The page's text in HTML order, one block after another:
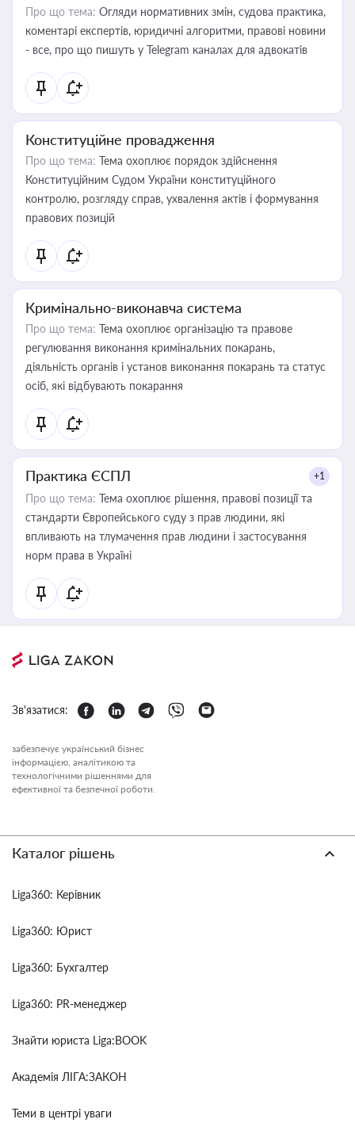
Про що тема: Огляди нормативних змін, судова практика,
коментарі експертів, юридичні алгоритми, правові новини
- все, про що пишуть у Telegram каналах для адвокатів
Конституційне провадження
Про що тема: Тема охоплює порядок здійснення
Конституційним Судом України конституційного
контролю, розгляду справ, ухвалення актів і формування
правових позицій
Кримінально-виконавча система
Про що тема: Тема охоплює організацію та правове
регулювання виконання кримінальних покарань,
діяльність органів і установ виконання покарань та статус
осіб, які відбувають покарання
Практика ЄСПЛ +1
Про що тема: Тема охоплює рішення, правові позиції та
стандарти Європейського суду з прав людини, які
впливають на тлумачення прав людини і застосування
норм права в Україні
Зв'язатися:
забезпечує український бізнес
інформацією, аналітикою та
технологічними рішеннями для
ефективної та безпечної роботи.
Каталог рішень
Liga360: Керівник
Liga360: Юрист
Liga360: Бухгалтер
Liga360: PR-менеджер
Знайти юриста Liga:BOOK
Академія ЛІГА:ЗАКОН
Теми в центрі уваги